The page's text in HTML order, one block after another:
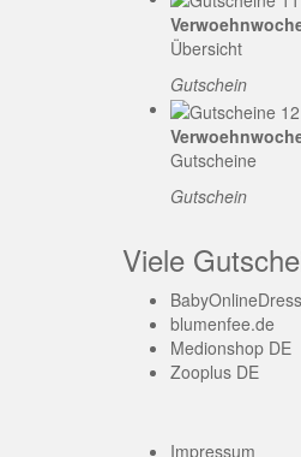
Übersicht
Gutschein
Gutscheine
Gutschein
Viele
blumenfee.de
Medionshop DE
Zooplus DE
Impressum